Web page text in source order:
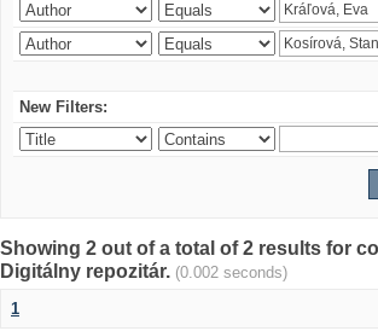
New Filters:
Showing 2 out of a total of 2 results for
Digitálny repozitár. (0.002 seconds)
1